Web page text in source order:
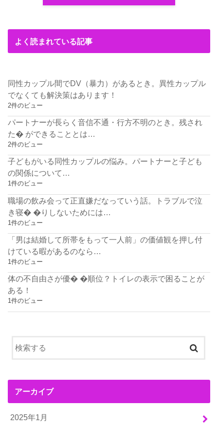
よく読まれている記事
同性カップル間でDV（暴力）があるとき。異性カップル
でなくても解決策はあります！
2件のビュー
パートナーが長らく音信不通・行方不明のとき。残され
た� ができることとは…
2件のビュー
子どもがいる同性カップルの悩み。パートナーと子ども
の関係について…
1件のビュー
職場の飲み会って正直嫌だなっていう話。トラブルで泣
き寝� �りしないためには…
1件のビュー
「男は結婚して所帯をもって一人前」の価値観を押し付
けている暇があるのなら…
1件のビュー
体の不自由さが優� �順位？トイレの表示で困ることが
ある！
1件のビュー
アーカイブ
2025年1月